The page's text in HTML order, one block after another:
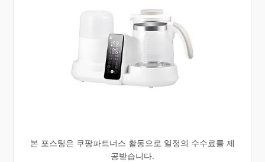
본 포스팅은 쿠팡파트너스 활동으로 일정의 수수료를 제
공받습니다.